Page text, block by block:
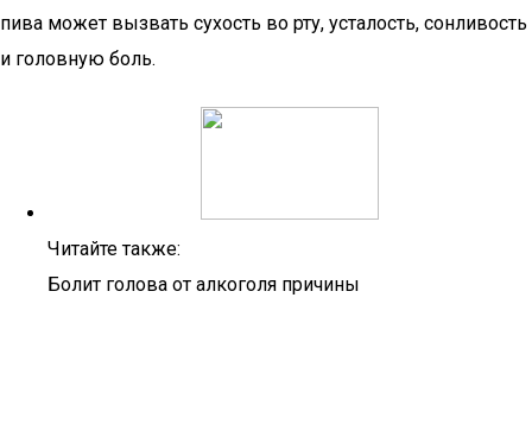
пива может вызвать сухость во рту, усталость, сонливость
и головную боль.
Читайте также:
Болит голова от алкоголя причины